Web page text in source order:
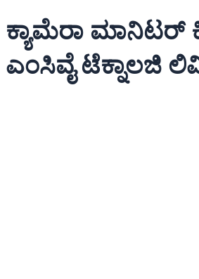
ಕ್ಯಾಮೆರಾ ಮಾನಿಟರ್
ಎಂಸಿವೈ ಟೆಕ್ನಾಲಜಿ